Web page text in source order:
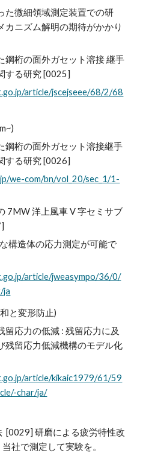
た微細領域測定装置での研
カニズム解明の期待がかかり
鋼桁の面外ガセット溶接 継手
する研究 [0025]
article/jscejseee/68/2/68
鋼桁の面外ガセット溶接継手
する研究 [0026]
we-com/bn/vol_20/sec_1/1-
7MW 洋上風車 V 字セミサブ
構造体の応力測定が可能で
article/jweasympo/36/0/
ja
と変形防止)
留応力の低減 : 残留応力に及
残留応力低減機構のモデル化
article/kikaic1979/61/59
char/ja/
[0029] 研磨による疲労特性改
社で測定して実験を。